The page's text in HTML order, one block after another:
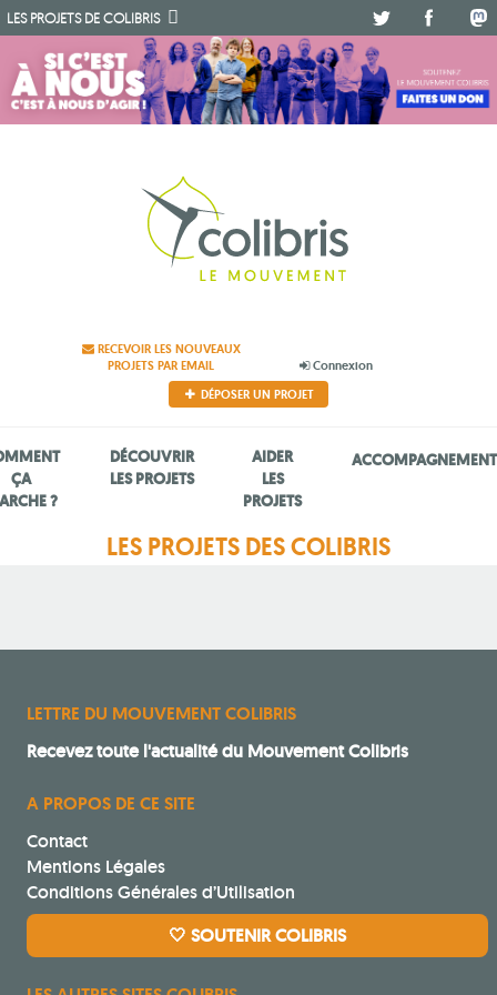
LES PROJETS DECOLIBRIS .
RECEVOIR LES NOUVEAUX
PROJETS PAR EMAIL
Connexion
DÉPOSER UN PROJET
ÇA
?
DÉCOUVRIR
LES PROJETS
AIDER
LES
PROJETS
ACCOMPAGNEMENT
LES PROJETS DES COLIBRIS
LETTRE DU MOUVEMENT COLIBRIS
Recevez toute l'actualité du Mouvement Colibris
A PROPOS DE CE SITE
Contact
Mentions Légales
Conditions Générales d’Utilisation
🤍 SOUTENIR COLIBRIS